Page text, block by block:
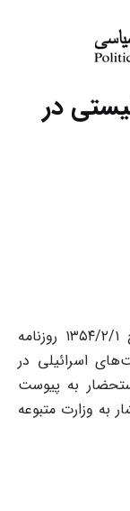
در
ترجمه فارسی شرح مندرج در شماره مورخ ۱۳۵۴/۲/۱ روزنامه
اسرائیلی در
به پیوست
به وزارت متبوعه